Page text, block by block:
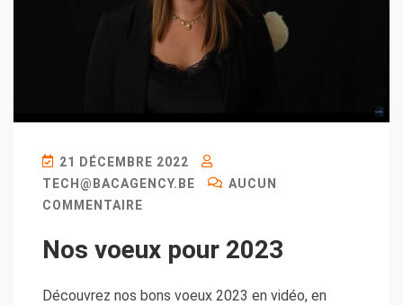
21 DÉCEMBRE 2022
TECH@BACAGENCY.BE
AUCUN
COMMENTAIRE
Nos voeux pour 2023
Découvrez nos bons voeux 2023 en vidéo, en